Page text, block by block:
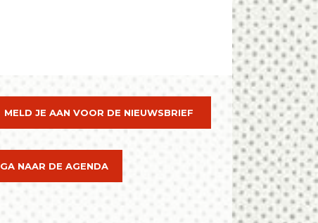
MELD JE AAN VOOR DE NIEUWSBRIEF
GA NAAR DE AGENDA